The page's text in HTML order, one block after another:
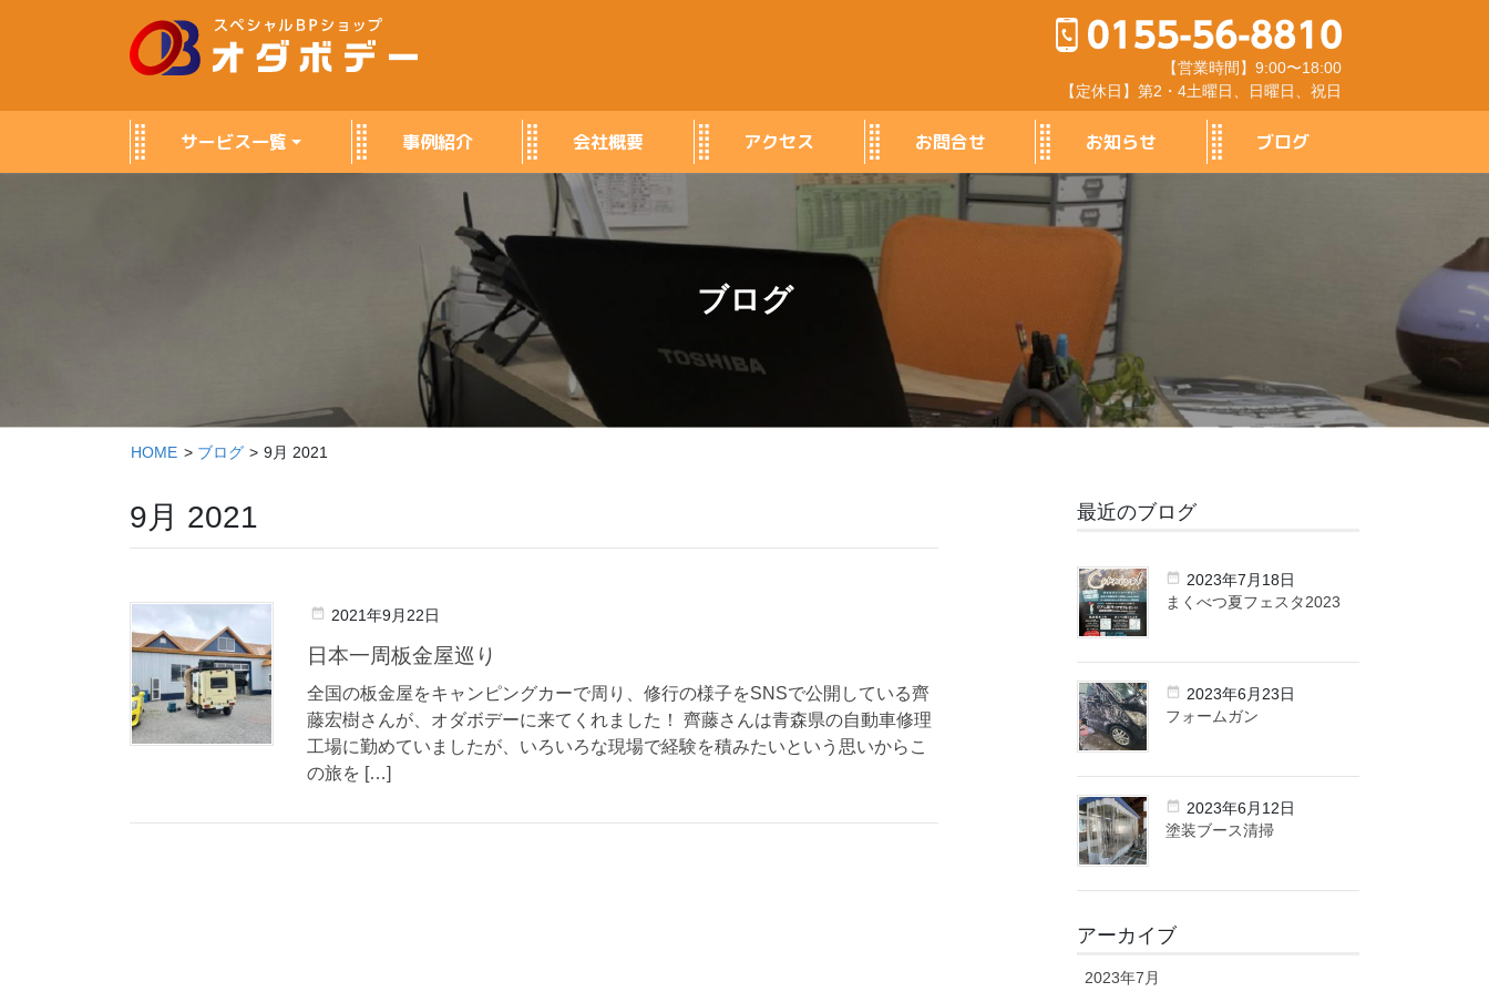
【営業時間】9:00〜18:00
【定休日】第2・4土曜日、日曜日、祝日
サービス一覧 事例紹介 会社概要 アクセス お問合せ お知らせ ブログ
ブログ
HOME ブログ 9月 2021
9月 2021
2021年9月22日
日本一周板金屋巡り
全国の板金屋をキャンピングカーで周り、修行の様子をSNSで公開している齊
藤宏樹さんが、オダボデーに来てくれました！ 齊藤さんは青森県の自動車修理
工場に勤めていましたが、いろいろな現場で経験を積みたいという思いからこ
の旅を […]
最近のブログ
2023年7月18日
まくべつ夏フェスタ2023
2023年6月23日
フォームガン
2023年6月12日
塗装ブース清掃
アーカイブ
2023年7月